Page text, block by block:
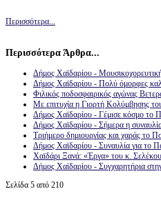
Περισσότερα...
Περισσότερα Άρθρα...
Δήμος Χαϊδαρίου -
Δήμος Χαϊδαρίου - Πολύ όμορφες
Φιλικός ποδοσφαιρικός αγώνας
Με επιτυχία η Γιορτή Κολύμβησης
Δήμος Χαϊδαρίου - Γέμισε κόσμο το
Δήμος Χαϊδαρίου - Σήμερα η
Τριήμερο δημιουργίας και χαράς το
Δήμος Χαϊδαρίου - Συναυλία για το
Χαϊδάρι Ξανά: «Έργα» του κ.
Δήμος Χαϊδαρίου - Συγχαρητήρια
Σελίδα 5 από 210